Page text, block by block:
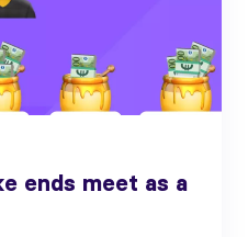
ends meet as a